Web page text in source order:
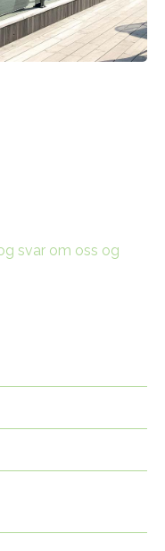
svar om oss og